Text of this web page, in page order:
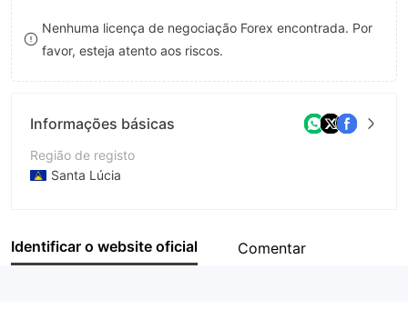
8
9
Nenhuma licença de negociação Forex encontrada. Por
favor, esteja atento aos riscos.
Informações básicas
Região de registo
Santa Lúcia
Empresa
Identificar o website oficial Comentar